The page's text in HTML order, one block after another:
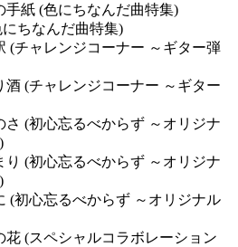
手紙 (色にちなんだ曲特集)
ちなんだ曲特集)
(チャレンジコーナー ～ギター弾
酒 (チャレンジコーナー ～ギター
さ (初心忘るべからず ～オリジナ
り (初心忘るべからず ～オリジナ
(初心忘るべからず ～オリジナル
花 (スペシャルコラボレーション